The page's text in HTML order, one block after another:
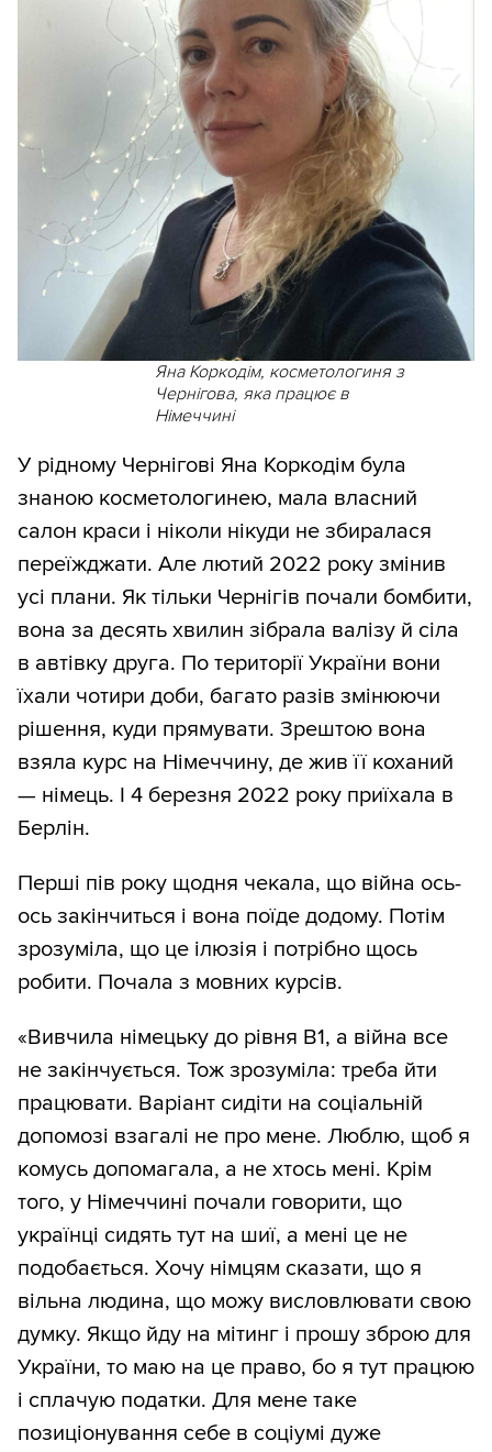
Яна Коркодім, косметологиня з
Чернігова, яка працює в
Німеччині
У рідному Чернігові Яна Коркодім була
знаною косметологинею, мала власний
салон краси і ніколи нікуди не збиралася
переїжджати. Але лютий 2022 року змінив
усі плани. Як тільки Чернігів почали бомбити,
вона за десять хвилин зібрала валізу й сіла
в автівку друга. По території України вони
їхали чотири доби, багато разів змінюючи
рішення, куди прямувати. Зрештою вона
взяла курс на Німеччину, де жив її коханий
— німець. І 4 березня 2022 року приїхала в
Берлін.
Перші пів року щодня чекала, що війна ось-
ось закінчиться і вона поїде додому. Потім
зрозуміла, що це ілюзія і потрібно щось
робити. Почала з мовних курсів.
«Вивчила німецьку до рівня В1, а війна все
не закінчується. Тож зрозуміла: треба йти
працювати. Варіант сидіти на соціальній
допомозі взагалі не про мене. Люблю, щоб я
комусь допомагала, а не хтось мені. Крім
того, у Німеччині почали говорити, що
українці сидять тут на шиї, а мені це не
подобається. Хочу німцям сказати, що я
вільна людина, що можу висловлювати свою
думку. Якщо йду на мітинг і прошу зброю для
України, то маю на це право, бо я тут працюю
і сплачую податки. Для мене таке
позиціонування себе в соціумі дуже